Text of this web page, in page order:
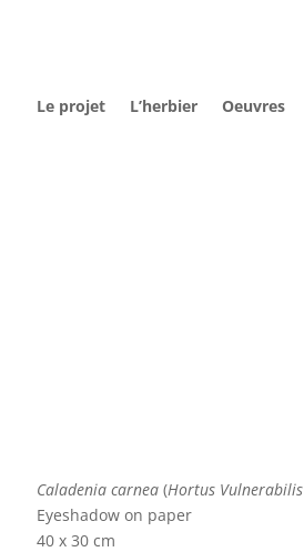
Le projet L’herbier Oeuvres
Caladenia carnea (Hortus Vulnerabilis
Eyeshadow on paper
40 x 30 cm